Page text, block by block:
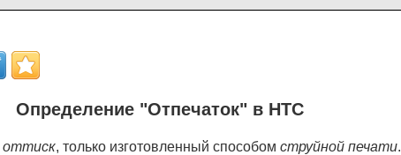
Определение "Отпечаток" в НТС
оттиск, только изготовленный способом струйной печати.